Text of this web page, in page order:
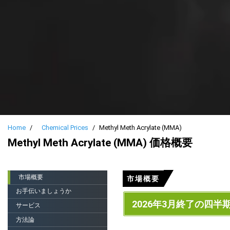
Home Chemical Prices Methyl Meth Acrylate (MMA)
Methyl Meth Acrylate (MMA) 価格概要
市場概要
お手伝いましょうか
サービス
方法論
市場概要
2026年3月終了の四半